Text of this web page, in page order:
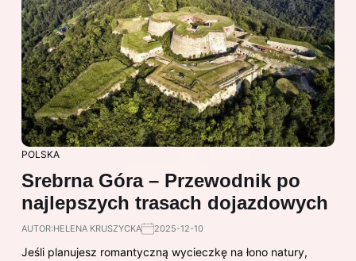
POLSKA
Srebrna Góra – Przewodnik po
najlepszych trasach dojazdowych
AUTOR:HELENA KRUSZYCKA 2025-12-10
Jeśli planujesz romantyczną wycieczkę na łono natury,